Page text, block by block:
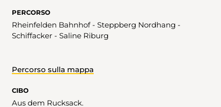
PERCORSO
Rheinfelden Bahnhof - Steppberg Nordhang -
Schiffacker - Saline Riburg
Percorso sulla mappa
CIBO
Aus dem Rucksack.